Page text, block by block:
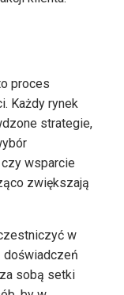
proces
Każdy rynek
strategie,
wsparcie
zwiększają
w
doświadczeń
sobą setki